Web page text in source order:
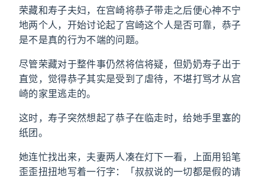
荣藏和寿子夫妇，在宫崎将恭子带走之后便心神不宁
地两个人，开始讨论起了宫崎这个人是否可靠，恭子
是不是真的行为不端的问题。
尽管荣藏对于整件事仍然将信将疑，但奶奶寿子出于
直觉，觉得恭子其实是受到了虐待，不堪打骂才从宫
崎的家里逃走的。
这时，寿子突然想起了恭子在临走时，给她手里塞的
纸团。
她连忙找出来，夫妻两人凑在灯下一看，上面用铅笔
歪歪扭扭地写着一行字：「叔叔说的一切都是假的请